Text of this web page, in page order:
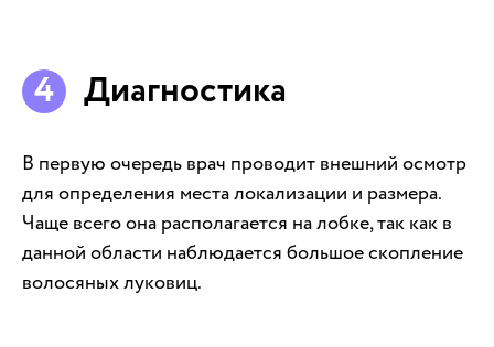
Диагностика
В первую очередь врач проводит внешний осмотр
для определения места локализации и размера.
Чаще всего она располагается на лобке, так как в
данной области наблюдается большое скопление
волосяных луковиц.